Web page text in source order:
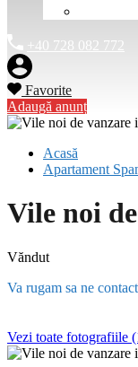
+40 728 082 772
Favorite
Adaugă anunț
Acasă
Apartament
Vile noi
Văndut
Va rugam sa ne
Vezi toate fotografiile